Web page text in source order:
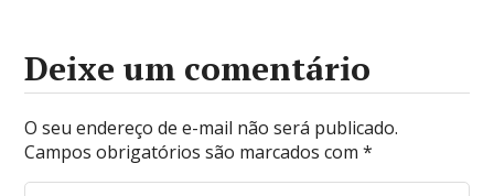
Deixe um comentário
O seu endereço de e-mail não será publicado.
Campos obrigatórios são marcados com*